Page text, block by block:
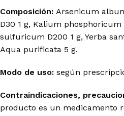
Composición: Arsenicum
D30 1 g, Kalium phosphoricum
sulfuricum D200 1 g, Yerba
Aqua purificata 5 g.
Modo de uso: según
Contraindicaciones,
producto es un medicamento